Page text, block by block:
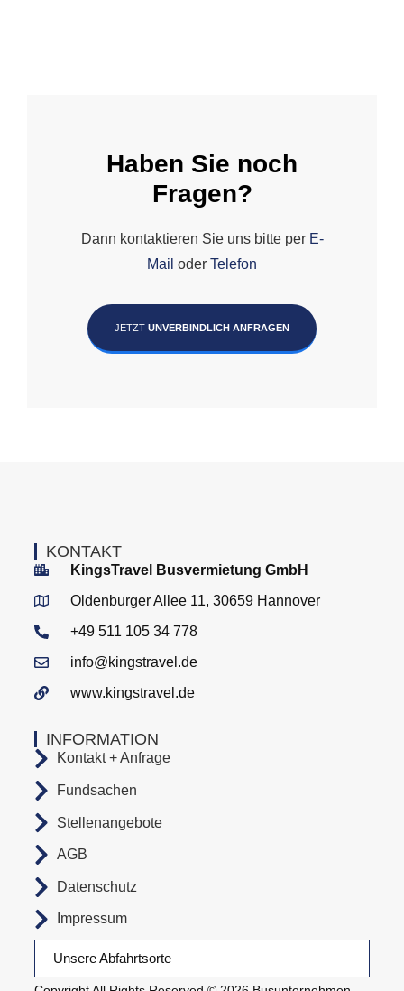
Haben Sie noch
Fragen?
Dann kontaktieren Sie uns bitte per E-
Mail oder Telefon
JETZT UNVERBINDLICH ANFRAGEN
Unsere Abfahrtsorte
INFORMATION
Kontakt + Anfrage
Fundsachen
Stellenangebote
AGB
Datenschutz
Impressum
KONTAKT
KingsTravel Busvermietung GmbH
Oldenburger Allee 11, 30659 Hannover
+49 511 105 34 778
info@kingstravel.de
www.kingstravel.de